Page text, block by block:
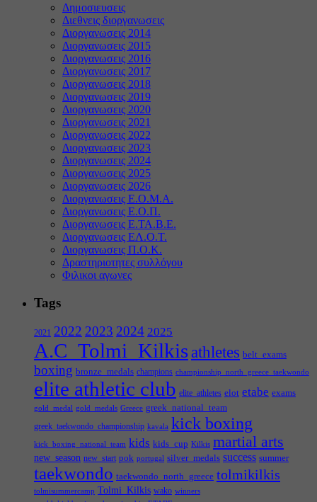
Δημοσιευσεις
Διεθνεις διοργανωσεις
Διοργανωσεις 2014
Διοργανωσεις 2015
Διοργανωσεις 2016
Διοργανωσεις 2017
Διοργανωσεις 2018
Διοργανωσεις 2019
Διοργανωσεις 2020
Διοργανωσεις 2021
Διοργανωσεις 2022
Διοργανωσεις 2023
Διοργανωσεις 2024
Διοργανωσεις 2025
Διοργανωσεις 2026
Διοργανωσεις Ε.Ο.Μ.Α.
Διοργανωσεις Ε.Ο.Π.
Διοργανωσεις Ε.ΤΑ.Β.Ε.
Διοργανωσεις ΕΛ.Ο.Τ.
Διοργανωσεις Π.Ο.Κ.
Δραστηριοτητες συλλόγου
Φιλικοι αγωνες
Tags
2021 2022 2023 2024 2025
A.C_Tolmi_Kilkis athletes belt_exams
boxing bronze_medals champions championship_north_greece_taekwondo
elite athletic club elite_athletes elot etabe exams
gold_medal gold_medals Greece greek_national_team
greek_taekwondo_championship kavala kick boxing
kick_boxing_national_team kids kids_cup Kilkis martial arts
new_season new_start pok portugal silver_medals success summer
taekwondo taekwondo_north_greece tolmikilkis
tolmisummercamp Tolmi_Kilkis wako winners